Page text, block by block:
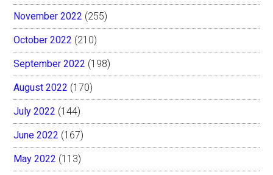
November 2022 (255)
October 2022 (210)
September 2022 (198)
August 2022 (170)
July 2022 (144)
June 2022 (167)
May 2022 (113)